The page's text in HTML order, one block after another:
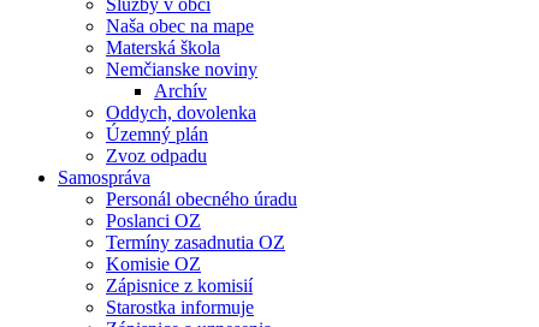
Služby v obci
Naša obec na mape
Materská škola
Nemčianske noviny
Archív
Oddych, dovolenka
Územný plán
Zvoz odpadu
Samospráva
Personál obecného úradu
Poslanci OZ
Termíny zasadnutia OZ
Komisie OZ
Zápisnice z komisií
Starostka informuje